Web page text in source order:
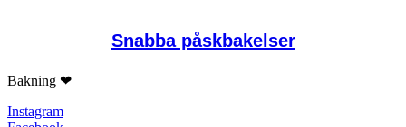
Snabba påskbakelser
Bakning ❤
Instagram